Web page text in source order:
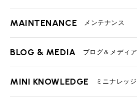
TOP
必要書類
MAINTENANCE メンテナンス
TOP
BLOG & MEDIA ブログ＆メディア
TOP
MINI KNOWLEDGE ミニナレッジ